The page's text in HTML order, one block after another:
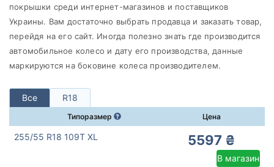
покрышки среди интернет-магазинов и поставщиков
Украины. Вам достаточно выбрать продавца и заказать товар,
перейдя на его сайт. Иногда полезно знать где производится
автомобильное колесо и дату его производства, данные
маркируются на боковине колеса производителем.
Все R18
Типоразмер Цена
255/55 R18 109T XL 5597 ₴
В магазин
Cooper
Все бренды
Тип транспортного средства
Усиленная шина
Сбросить Подобрать